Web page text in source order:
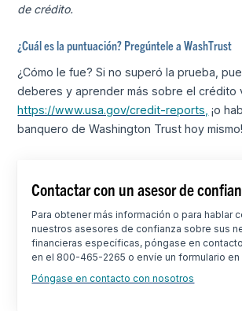
de crédito.
¿Cuál es la puntuación? Pregúntele a WashTrust
¿Cómo le fue? Si no superó la prueba,
deberes y aprender más sobre el crédito
https://www.usa.gov/credit-reports, ¡o
banquero de Washington Trust hoy mismo!
Contactar con un asesor de
Para obtener más información o para hablar
nuestros asesores de confianza sobre sus
financieras específicas, póngase en
en el 800-465-2265 o envíe un formulario en
Póngase en contacto con nosotros